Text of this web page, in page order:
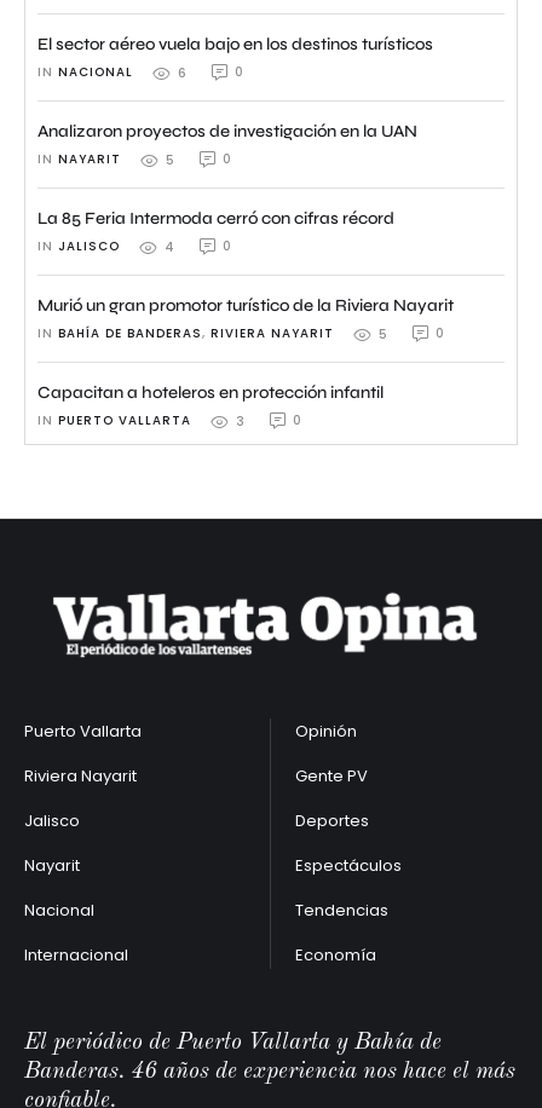
El sector aéreo vuela bajo en los destinos turísticos
IN NACIONAL 6 0
Analizaron proyectos de investigación en la UAN
IN NAYARIT 5 0
La 85 Feria Intermoda cerró con cifras récord
IN JALISCO 4 0
Murió un gran promotor turístico de la Riviera Nayarit
IN BAHÍA DE BANDERAS, RIVIERA NAYARIT 5 0
Capacitan a hoteleros en protección infantil
IN PUERTO VALLARTA 3 0
Puerto Vallarta
Riviera Nayarit
Jalisco
Nayarit
Nacional
Internacional
Opinión
Gente PV
Deportes
Espectáculos
Tendencias
Economía
El periódico de Puerto Vallarta y Bahía de
Banderas. 46 años de experiencia nos hace el más
confiable.